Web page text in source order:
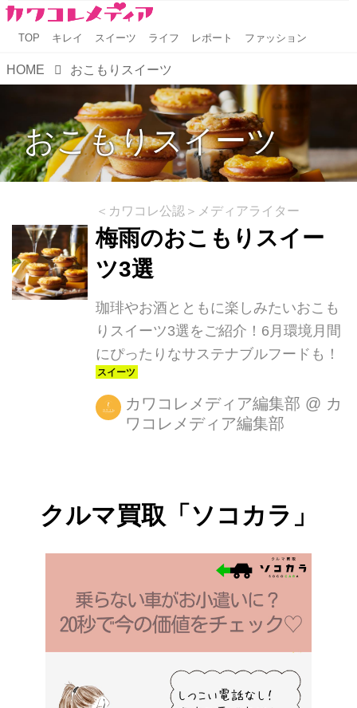
TOP キレイ スイーツ ライフ レポート ファッション
HOME おこもりスイーツ
おこもりスイーツ
＜カワコレ公認＞メディアライター
梅雨のおこもりスイー
ツ3選
珈琲やお酒とともに楽しみたいおこも
りスイーツ3選をご紹介！6月環境月間
にぴったりなサステナブルフードも！
カワコレメディア編集部 @ カ
ワコレメディア編集部
クルマ買取「ソコカラ」